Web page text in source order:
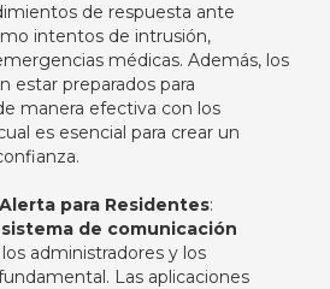
de respuesta ante
intentos de intrusión,
médicas. Además, los
estar preparados para
manera efectiva con los
es esencial para crear un
para Residentes:
sistema de comunicación
administradores y los
Las aplicaciones